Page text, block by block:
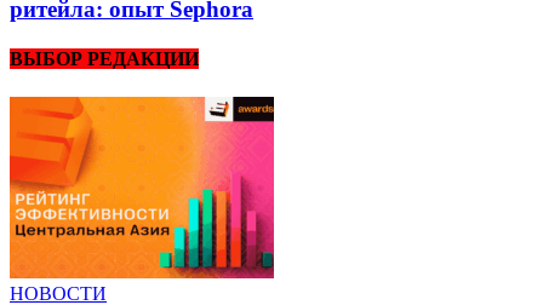
ритейла: опыт Sephora
ВЫБОР РЕДАКЦИИ
НОВОСТИ